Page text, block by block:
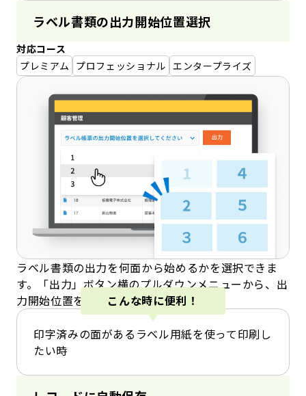
ラベル書類の出力開始位置選択
対応コース
プレミアム プロフェッショナル エンタープライズ
ラベル書類の出力を何面から始めるかを選択できま
す。「出力」ボタン横のプルダウンメニューから、出
力開始位置を指定できます。
こんな時に便利！
印字済みの面があるラベル用紙を使って印刷し
たい時